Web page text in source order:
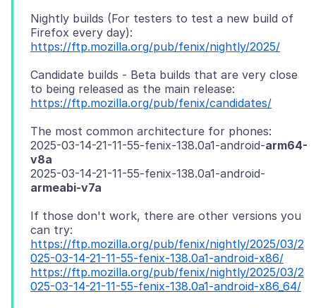
Nightly builds (For testers to test a new build of
https://ftp.mozilla.org/pub/fenix/nightly/2025/
Candidate builds - Beta builds that are very close
https://ftp.mozilla.org/pub/fenix/candidates/
The most common architecture for phones:
2025-03-14-21-11-55-fenix-138.0a1-android-arm64-
v8a
2025-03-14-21-11-55-fenix-138.0a1-android-
armeabi-v7a
If those don't work, there are other versions you
https://ftp.mozilla.org/pub/fenix/nightly/2025/03/2
025-03-14-21-11-55-fenix-138.0a1-android-x86/
https://ftp.mozilla.org/pub/fenix/nightly/2025/03/2
025-03-14-21-11-55-fenix-138.0a1-android-x86_64/